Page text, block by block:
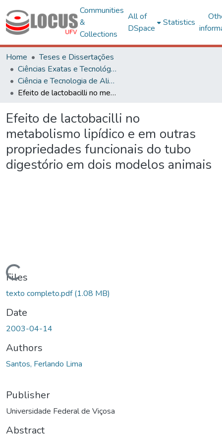
Communities
&
Collections
All of
DSpace
Statistics
Home
Teses e Dissertações
Ciências Exatas e Tecnológicas
Ciência e Tecnologia de Alimentos
Efeito de lactobacilli no metabolismo lipídico e em outras propriedades funcionais do tubo digestório em dois modelos animais
Efeito de lactobacilli no
metabolismo lipídico e em outras
propriedades funcionais do tubo
digestório em dois modelos animais
Files
texto completo.pdf(1.08 MB)
Date
2003-04-14
Authors
Santos, Ferlando Lima
Publisher
Universidade Federal de Viçosa
Abstract